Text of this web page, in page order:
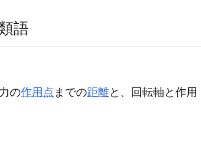
語
の作用点 までの距離と、回転軸と作用